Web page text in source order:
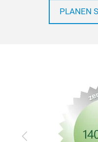
PLANEN
Zurück